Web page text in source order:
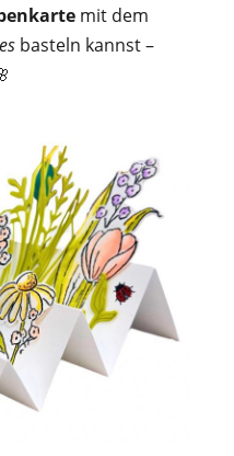
mit dem
basteln kannst –